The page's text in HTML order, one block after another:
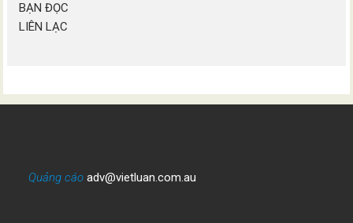
BẠN ĐỌC
LIÊN LẠC
Quảng cáo adv@vietluan.com.au